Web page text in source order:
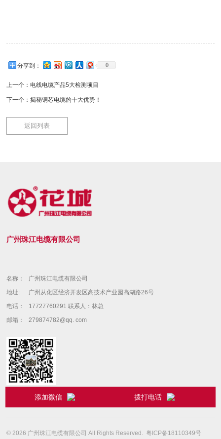
分享到： 0
上一个： 电线电缆产品5大检测项目
下一个：揭秘铜芯电缆的十大优势！
返回列表
广州珠江电缆有限公司
名称：
广州珠江电缆有限公司
地址:
广州从化区经济开发区高技术产业园高湖路26号
电话：
17727760291 联系人：林总
邮箱：
279874782@qq. com
微信
© 2026 广州珠江电缆有限公司 All Rights Reserved.粤ICP备18110349号
添加微信 拨打电话